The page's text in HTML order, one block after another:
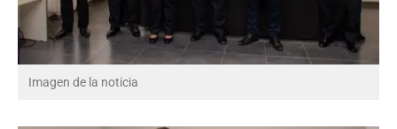
Imagen de la noticia